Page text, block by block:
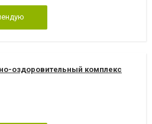
оздоровительный комплекс